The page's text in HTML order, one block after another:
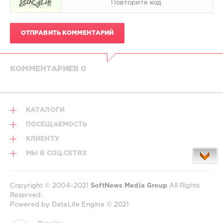
ОТПРАВИТЬ КОММЕНТАРИЙ
КОММЕНТАРИЕВ 0
КАТАЛОГИ
ПОСЕЩАЕМОСТЬ
КЛИЕНТУ
МЫ В СОЦ.СЕТЯХ
Copyright © 2004–2021SoftNews Media Group All Rights
Reserved.
Powered by DataLife Engine © 2021